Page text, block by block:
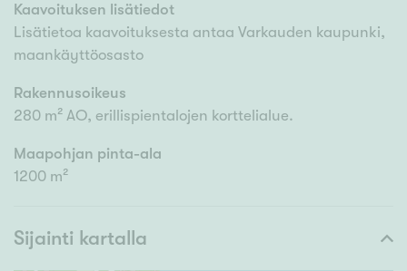
Kaavoituksen lisätiedot
Lisätietoa kaavoituksesta antaa Varkauden kaupunki,
maankäyttöosasto
Rakennusoikeus
280 m² AO, erillispientalojen korttelialue.
Maapohjan pinta-ala
1200 m²
Sijainti kartalla